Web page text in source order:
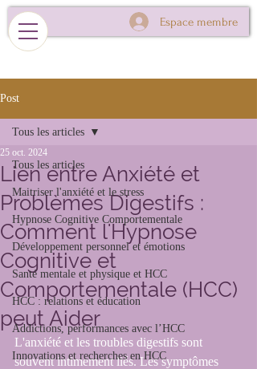
Espace membre
Post
Tous les articles
Maitriser l'anxiété et le stress
Hypnose Cognitive Comportementale
Développement personnel et émotions
Santé mentale et physique et HCC
HCC : relations et éducation
Addictions, performances avec l’HCC
Innovations et recherches en HCC
Tous les articles
Lien entre Anxiété et
Problèmes Digestifs :
Comment l'Hypnose
Cognitive et
Comportementale (HCC)
peut Aider
25 oct. 2024
L'anxiété et les troubles digestifs sont
souvent intimement liés. Les symptômes